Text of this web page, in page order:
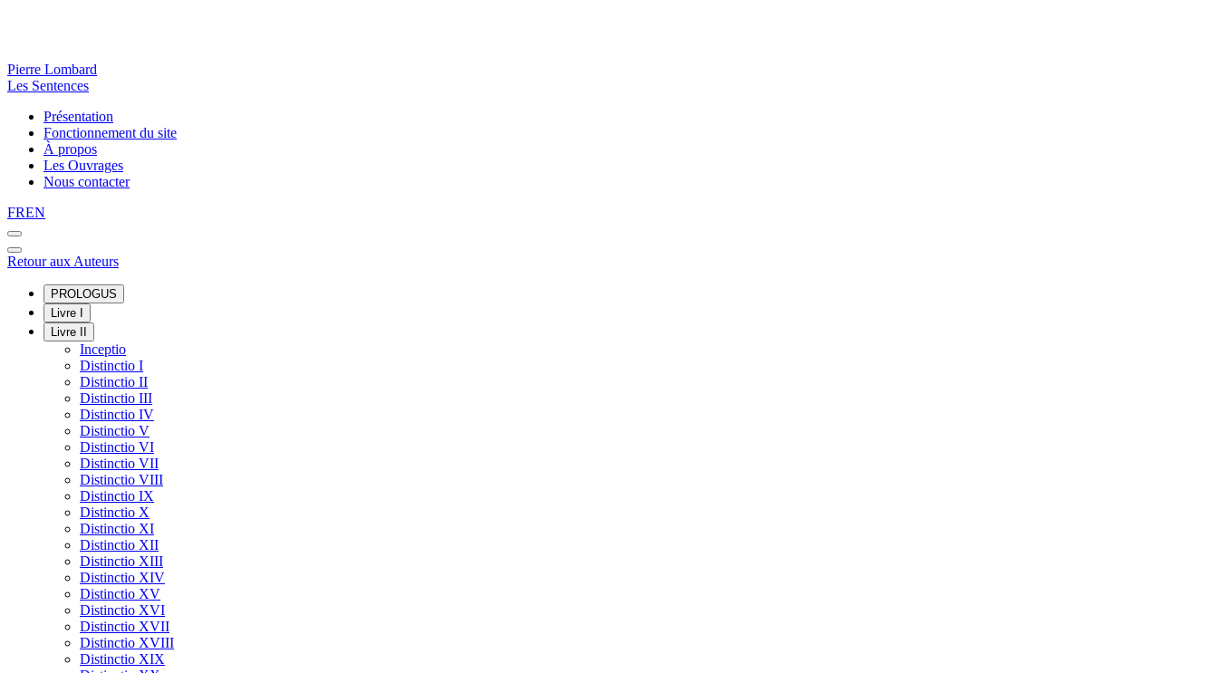
Pierre Lombard
Les Sentences
Présentation
Fonctionnement du site
À propos
Les Ouvrages
Nous contacter
FREN
Retour aux Auteurs
PROLOGUS
Livre I
Livre II
Inceptio
Distinctio I
Distinctio II
Distinctio III
Distinctio IV
Distinctio V
Distinctio VI
Distinctio VII
Distinctio VIII
Distinctio IX
Distinctio X
Distinctio XI
Distinctio XII
Distinctio XIII
Distinctio XIV
Distinctio XV
Distinctio XVI
Distinctio XVII
Distinctio XVIII
Distinctio XIX